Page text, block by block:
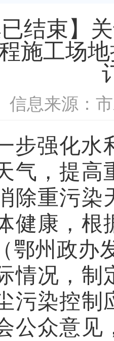
已结束】
施工场
信息来源：
步强化水
气，提高
除重污染
健康，根
鄂州政办
情况， 制
污染控制
公众意见